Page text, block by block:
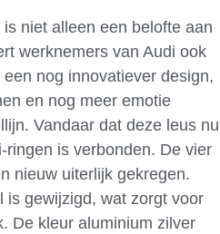
is niet alleen een belofte aan
werknemers van Audi ook
nog innovatiever design,
en nog meer emotie
Vandaar dat deze leus nu
ringen is verbonden. De vier
nieuw uiterlijk gekregen.
is gewijzigd, wat zorgt voor
De kleur aluminium zilver